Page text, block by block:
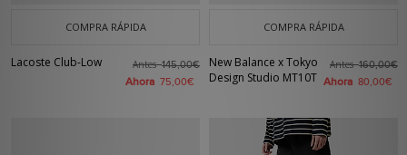
COMPRA RÁPIDA
Lacoste Club-Low Antes145,00€
Ahora 75,00€
COMPRA RÁPIDA
New Balance x Tokyo
Design Studio MT10T
Antes160,00€
Ahora 80,00€